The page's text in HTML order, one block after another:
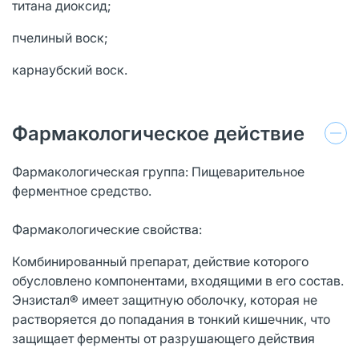
титана диоксид;
пчелиный воск;
карнаубский воск.
Фармакологическое действие
Фармакологическая группа: Пищеварительное
ферментное средство.
Фармакологические свойства:
Комбинированный препарат, действие которого
обусловлено компонентами, входящими в его состав.
Энзистал® имеет защитную оболочку, которая не
растворяется до попадания в тонкий кишечник, что
защищает ферменты от разрушающего действия